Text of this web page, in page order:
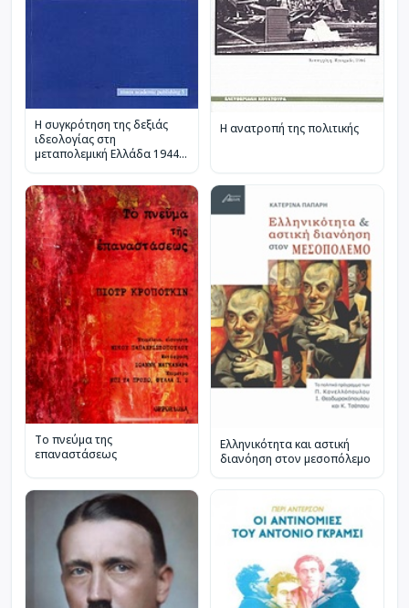
Η συγκρότηση της δεξιάς
ιδεολογίας στη
μεταπολεμική Ελλάδα 1944-
Η ανατροπή της πολιτικής
Το πνεύμα της
επαναστάσεως
Ελληνικότητα και αστική
διανόηση στον μεσοπόλεμο